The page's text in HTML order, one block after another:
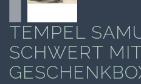
TEMPEL
SCHWERT